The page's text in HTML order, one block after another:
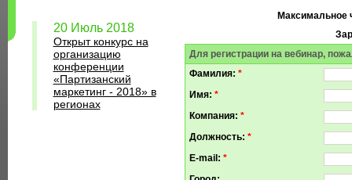
20 Июль 2018
Открыт конкурс на
организацию
конференции
«Партизанский
маркетинг - 2018» в
регионах
Максимальное
Для регистрации на вебинар,
Фамилия: *
Имя: *
Компания: *
Должность: *
E-mail: *